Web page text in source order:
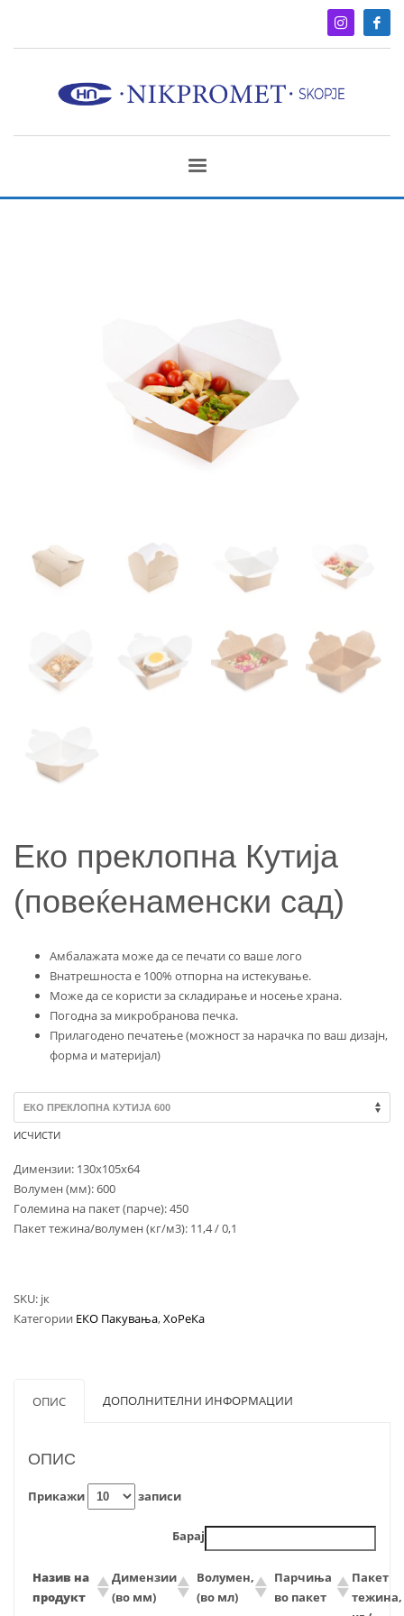
Еко преклопна Кутија
(повеќенаменски сад)
Амбалажата може да се печати со ваше лого
Внатрешноста е 100% отпорна на истекување.
Може да се користи за складирање и носење храна.
Погодна за микробранова печка.
Прилагодено печатење (можност за нарачка по ваш дизајн,
форма и материјал)
ИСЧИСТИ
Димензии: 130х105х64
Волумен (мм): 600
Големина на пакет (парче): 450
Пакет тежина/волумен (кг/м3): 11,4 / 0,1
SKU: јк
Категории ЕКО Пакувања,ХоРеКа
ОПИС ДОПОЛНИТЕЛНИ ИНФОРМАЦИИ
ОПИС
Прикажи записи
Барај
Назив на
продукт
Димензии
(во мм)
Волумен,
(во мл)
Парчиња
во пакет
Пакет
тежина,